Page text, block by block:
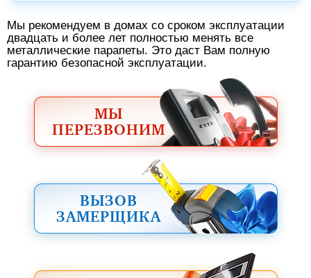
Мы рекомендуем в домах со сроком эксплуатации
двадцать и более лет полностью менять все
металлические парапеты. Это даст Вам полную
гарантию безопасной эксплуатации.
МЫ
ПЕРЕЗВОНИМ
ВЫЗОВ
ЗАМЕРЩИКА